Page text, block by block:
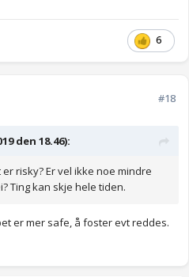
6
#18
den 18.46):
risky? Er vel ikke noe mindre
Ting kan skje hele tiden.
er mer safe, å foster evt reddes.